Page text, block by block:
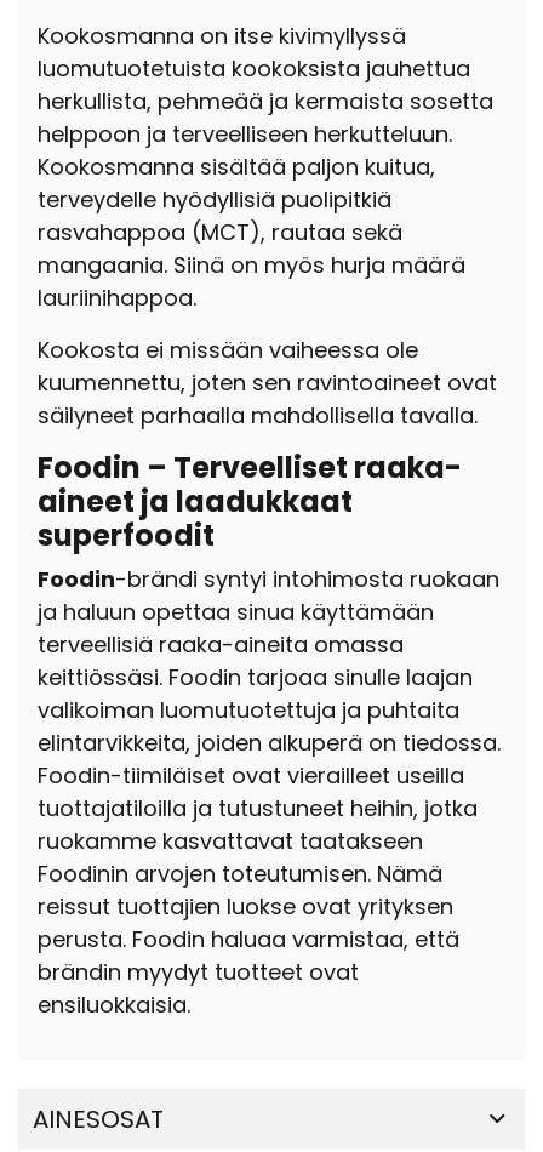
Kookosmanna on itse kivimyllyssä
luomutuotetuista kookoksista jauhettua
herkullista, pehmeää ja kermaista sosetta
helppoon ja terveelliseen herkutteluun.
Kookosmanna sisältää paljon kuitua,
terveydelle hyödyllisiä puolipitkiä
rasvahappoa (MCT), rautaa sekä
mangaania. Siinä on myös hurja määrä
lauriinihappoa.
Kookosta ei missään vaiheessa ole
kuumennettu, joten sen ravintoaineet ovat
säilyneet parhaalla mahdollisella tavalla.
Foodin – Terveelliset raaka-
aineet ja laadukkaat
superfoodit
Foodin-brändi syntyi intohimosta ruokaan
ja haluun opettaa sinua käyttämään
terveellisiä raaka-aineita omassa
keittiössäsi. Foodin tarjoaa sinulle laajan
valikoiman luomutuotettuja ja puhtaita
elintarvikkeita, joiden alkuperä on tiedossa.
Foodin-tiimiläiset ovat vierailleet useilla
tuottajatiloilla ja tutustuneet heihin, jotka
ruokamme kasvattavat taatakseen
Foodinin arvojen toteutumisen. Nämä
reissut tuottajien luokse ovat yrityksen
perusta. Foodin haluaa varmistaa, että
brändin myydyt tuotteet ovat
ensiluokkaisia.
AINESOSAT